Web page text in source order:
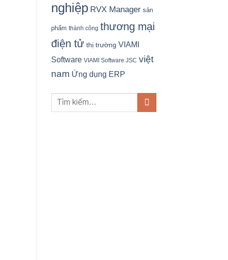
nghiệp RVX Manager sản
phẩm thành công thương mại
điện tử thị trường VIAMI
Software VIAMI Software JSC việt
nam Ứng dụng ERP